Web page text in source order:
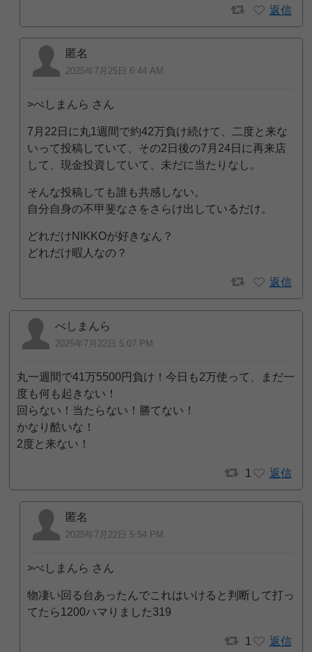
返信
匿名
2025年7月25日 6:44 AM
>べしまんら さん
7月22日に丸1週間で約42万負け続けて、二度と来な
いって投稿していて、その2日後の7月24日に再来店
して、現金投資していて、未だに当たりなし。
そんな投稿しても誰も共感しない。
自分自身の不甲斐なさをさらけ出しているだけ。
どれだけNIKKOが好きなん？
どれだけ暇人なの？
返信
べしまんら
2025年7月22日 5:07 PM
丸一週間で41万5500円負け！今日も2万使って、まだ一
度も何も起きない！
回らない！当たらない！勝てない！
かなり酷いな！
2度と来ない！
1 返信
匿名
2025年7月22日 5:54 PM
>べしまんら さん
物凄い回る台あったんでこれはいけると判断して打っ
てたら1200ハマりました319
1 返信